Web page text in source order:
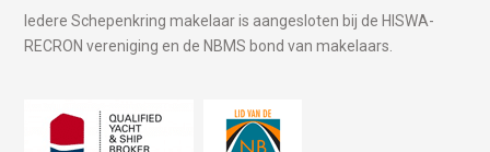
Iedere Schepenkring makelaar is aangesloten bij de HISWA-
RECRON vereniging en de NBMS bond van makelaars.